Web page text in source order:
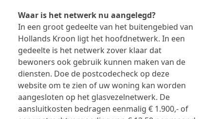
Waar is het netwerk nu aangelegd?
In een groot gedeelte van het buitengebied van
Hollands Kroon ligt het hoofdnetwerk. In een
gedeelte is het netwerk zover klaar dat
bewoners ook gebruik kunnen maken van de
diensten. Doe de postcodecheck op deze
website om te zien of uw woning kan worden
aangesloten op het glasvezelnetwerk. De
aansluitkosten bedragen eenmalig € 1.900,- of